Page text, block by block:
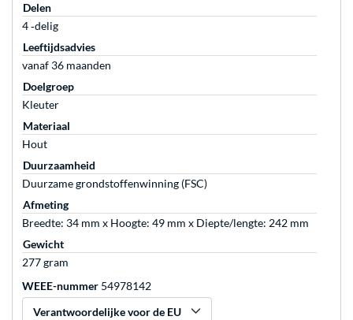
Delen
4 ‐delig
Leeftijdsadvies
vanaf 36 maanden
Doelgroep
Kleuter
Materiaal
Hout
Duurzaamheid
Duurzame grondstoffenwinning (FSC)
Afmeting
Breedte: 34 mm x Hoogte: 49 mm x Diepte/lengte: 242 mm
Gewicht
277 gram
WEEE-nummer 54978142
Verantwoordelijke voor de EU